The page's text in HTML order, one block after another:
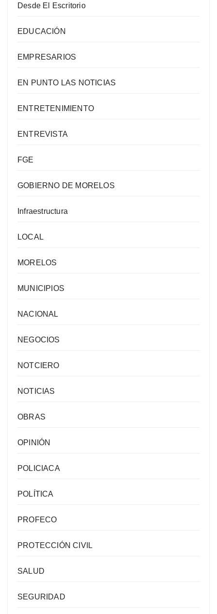
Desde El Escritorio
EDUCACIÓN
EMPRESARIOS
EN PUNTO LAS NOTICIAS
ENTRETENIMIENTO
ENTREVISTA
FGE
GOBIERNO DE MORELOS
Infraestructura
LOCAL
MORELOS
MUNICIPIOS
NACIONAL
NEGOCIOS
NOTCIERO
NOTICIAS
OBRAS
OPINIÓN
POLICIACA
POLÍTICA
PROFECO
PROTECCIÓN CIVIL
SALUD
SEGURIDAD